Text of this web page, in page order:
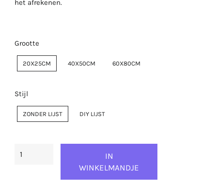
het afrekenen.
Grootte
20X25CM 40X50CM 60X80CM
Stijl
ZONDER LIJST DIY LIJST
IN
WINKELMANDJE